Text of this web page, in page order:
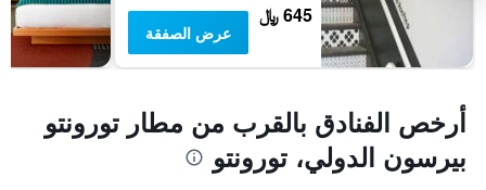
645 ﷼
عرض الصفقة
أرخص الفنادق بالقرب من مطار تورونتو
بيرسون الدولي، تورونتو